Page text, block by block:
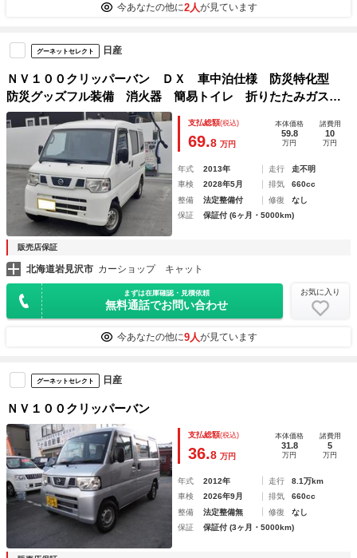
今あなたの他に2人が見ています
グーネットセレクト 日産
ＮＶ１００クリッパーバン ＤＸ 車中泊仕様 防災特化型
防災グッズフル装備 消火器 簡易トイレ 折りたたみガスコ
ンロ 防災バッグ 食器セット 鍋やかん ベッド 棚 テー
ブル キャンピングカーブランドＮｉｓｉ－Ｍｏ提携 サイド
ポケット
支払総額(税込)
69.8 万円
本体価格
59.8
万円
諸費用
10
万円
年式 2013年 走行
走不明
車検
2028年5月 排気
660cc
整備
法定整備付 修復
なし
保証
保証付 (6ヶ月・5000km)
販売店保証
北海道岩見沢市 カーショップ キャット
まずは在庫確認・見積依頼
無料通話でお問い合わせ
お気に入り
今あなたの他に9人が見ています
グーネットセレクト 日産
ＮＶ１００クリッパーバン
支払総額(税込)
36.8 万円
本体価格
31.8
万円
諸費用
5
万円
年式 2012年 走行
8.1万km
車検
2026年9月 排気
660cc
整備
法定整備無 修復
なし
保証
保証付 (3ヶ月・5000km)